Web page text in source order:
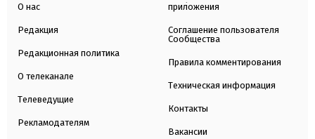
О нас
Редакция
Редакционная политика
О телеканале
Телеведущие
Рекламодателям
приложения
Соглашение пользователя
Сообщества
Правила комментирования
Техническая информация
Контакты
Вакансии